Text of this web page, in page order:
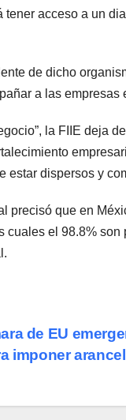
tener acceso a un
de dicho
a las
la FIIE deja
estar dispersos y
precisó que en
cuales el 98.8%
de EU
imponer